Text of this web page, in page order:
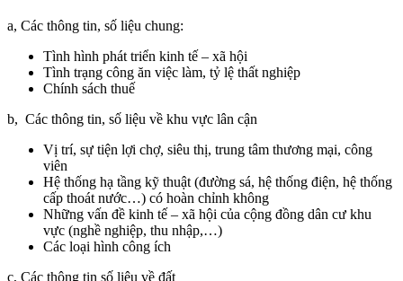
a, Các thông tin, số liệu chung:
Tình hình phát triển kinh tế – xã hội
Tình trạng công ăn việc làm, tỷ lệ thất nghiệp
Chính sách thuế
b, Các thông tin, số liệu về khu vực lân cận
Vị trí, sự tiện lợi chợ, siêu thị, trung tâm thương mại, công
viên
Hệ thống hạ tầng kỹ thuật (đường sá, hệ thống điện, hệ thống
cấp thoát nước…) có hoàn chỉnh không
Những vấn đề kinh tế – xã hội của cộng đồng dân cư khu
vực (nghề nghiệp, thu nhập,…)
Các loại hình công ích
c, Các thông tin số liệu về đất